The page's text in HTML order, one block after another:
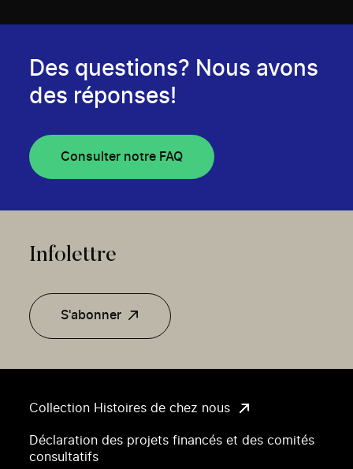
Collection Histoires de chez nous
Déclaration des projets financés et des comités
consultatifs
Des questions? Nous avons
des réponses!
Consulter notre FAQ
Infolettre
S'abonner